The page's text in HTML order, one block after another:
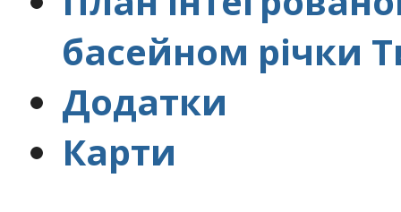
басейном річки
Додатки
Карти